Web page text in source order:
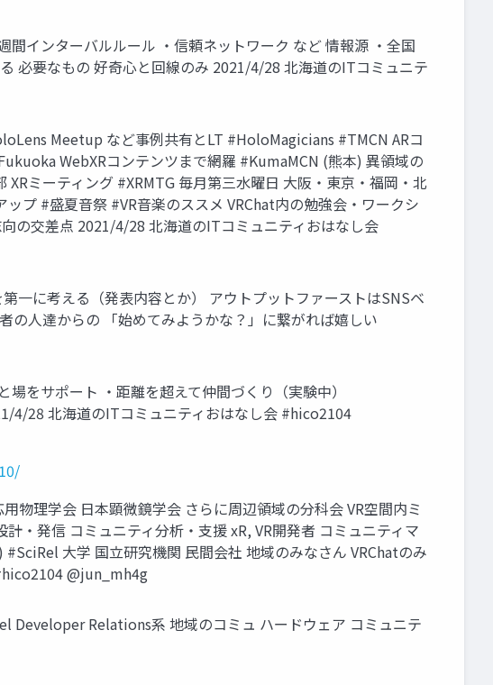
インターバルルール ・信頼ネットワーク など 情報源 ・全国
必要なもの 好奇心と回線のみ 2021/4/28 北海道のITコミュニテ
Meetup など事例共有とLT #HoloMagicians #TMCN ARコ
WebXRコンテンツまで網羅 #KumaMCN (熊本) 異領域の
ミーティング #XRMTG 毎月第三水曜日 大阪・東京・福岡・北
プ #盛夏音祭 #VR音楽のススメ VRChat内の勉強会・ワークシ
の交差点 2021/4/28 北海道のITコミュニティおはなし会
一に考える（発表内容とか） アウトプットファーストはSNSベ
の人達からの 「始めてみようかな？」に繋がれば嬉しい
をサポート ・距離を超えて仲間づくり（実験中）
28 北海道のITコミュニティおはなし会 #hico2104
物理学会 日本顕微鏡学会 さらに周辺領域の分科会 VR空間内ミ
・発信 コミュニティ分析・支援 xR, VR開発者 コミュニティマ
大学 国立研究機関 民間会社 地域のみなさん VRChatのみ
@jun_mh4g
Developer Relations系 地域のコミュ ハードウェア コミュニテ